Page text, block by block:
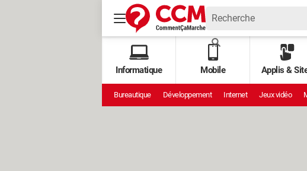
Informatique Mobile Applis &
Bureautique Développement Internet Jeux vidéo